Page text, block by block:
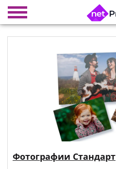
Фотографии Стандарт